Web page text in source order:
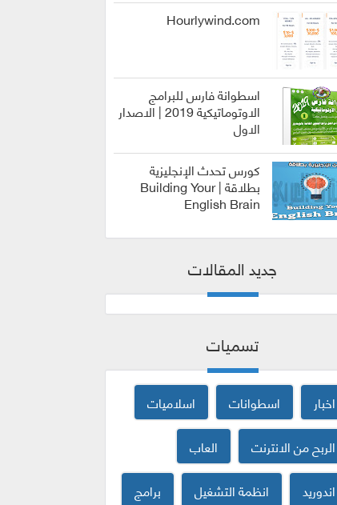
Hourlywind.com
من
اسطوانة فارس للبرامج
الاوتوماتيكية 2019 | الاصدار
الاول
كورس تحدث الإنجليزية
بطلاقة | Building Your
English Brain
جديد المقالات
تسميات
اخبار اسطوانات
اسلاميات
الربح من الانترنت
العاب
اندوريد
انظمة التشغيل
برامج